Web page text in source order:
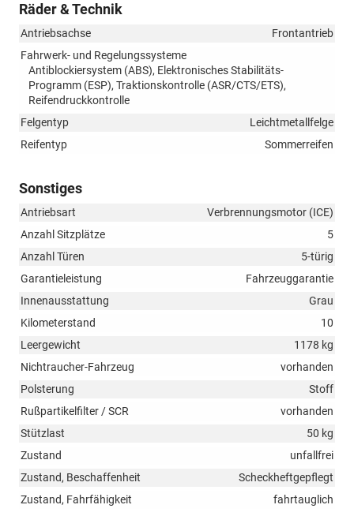
Räder & Technik
Antriebsachse
Frontantrieb
Fahrwerk- und Regelungssysteme
Antiblockiersystem (ABS), Elektronisches Stabilitäts-
Programm (ESP), Traktionskontrolle (ASR/CTS/ETS),
Reifendruckkontrolle
Felgentyp
Leichtmetallfelge
Reifentyp
Sommerreifen
Sonstiges
Antriebsart
Verbrennungsmotor (ICE)
Anzahl Sitzplätze
5
Anzahl Türen
5-türig
Garantieleistung
Fahrzeuggarantie
Innenausstattung
Grau
Kilometerstand
10
Leergewicht
1178 kg
Nichtraucher-Fahrzeug
vorhanden
Polsterung
Stoff
Rußpartikelfilter / SCR
vorhanden
Stützlast
50 kg
Zustand
unfallfrei
Zustand, Beschaffenheit
Scheckheftgepflegt
Zustand, Fahrfähigkeit
fahrtauglich